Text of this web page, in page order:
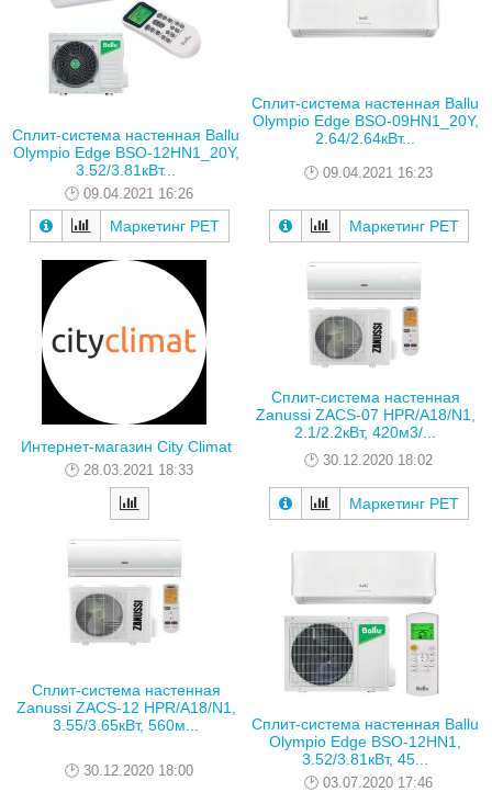
Сплит-система настенная Ballu
Olympio Edge BSO-12HN1_20Y,
3.52/3.81кВт...
09.04.2021 16:26
Маркетинг РЕТ
Сплит-система настенная Ballu
Olympio Edge BSO-09HN1_20Y,
2.64/2.64кВт...
09.04.2021 16:23
Маркетинг РЕТ
Интернет-магазин City Climat
28.03.2021 18:33
Сплит-система настенная
Zanussi ZACS-07 HPR/A18/N1,
2.1/2.2кВт, 420м3/...
30.12.2020 18:02
Маркетинг РЕТ
Сплит-система настенная
Zanussi ZACS-12 HPR/A18/N1,
3.55/3.65кВт, 560м...
30.12.2020 18:00
Сплит-система настенная Ballu
Olympio Edge BSO-12HN1,
3.52/3.81кВт, 45...
03.07.2020 17:46